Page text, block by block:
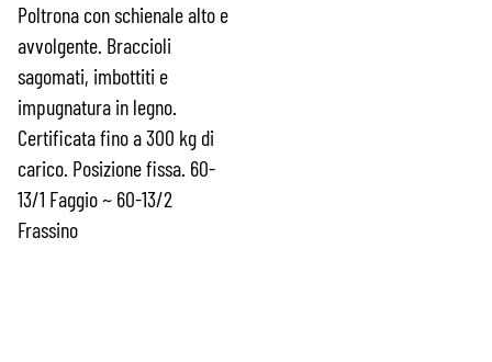
Poltrona con schienale alto e
avvolgente. Braccioli
sagomati, imbottiti e
impugnatura in legno.
Certificata fino a 300 kg di
carico. Posizione fissa. 60-
13/1 Faggio ~ 60-13/2
Frassino